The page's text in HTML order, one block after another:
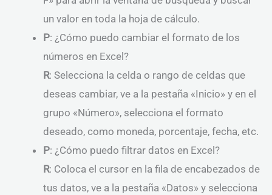
un valor en toda la hoja de cálculo.
P: ¿Cómo puedo cambiar el formato de los
números en Excel?
R: Selecciona la celda o rango de celdas que
deseas cambiar, ve a la pestaña «Inicio» y en el
grupo «Número», selecciona el formato
deseado, como moneda, porcentaje, fecha, etc.
P: ¿Cómo puedo filtrar datos en Excel?
R: Coloca el cursor en la fila de encabezados de
tus datos, ve a la pestaña «Datos» y selecciona